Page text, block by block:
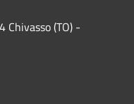
Chivasso (TO) -